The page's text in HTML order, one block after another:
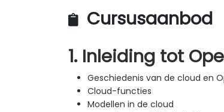
Cursusaanbod
1. Inleiding tot
Geschiedenis van de cloud en
Cloud-functies
Modellen in de cloud